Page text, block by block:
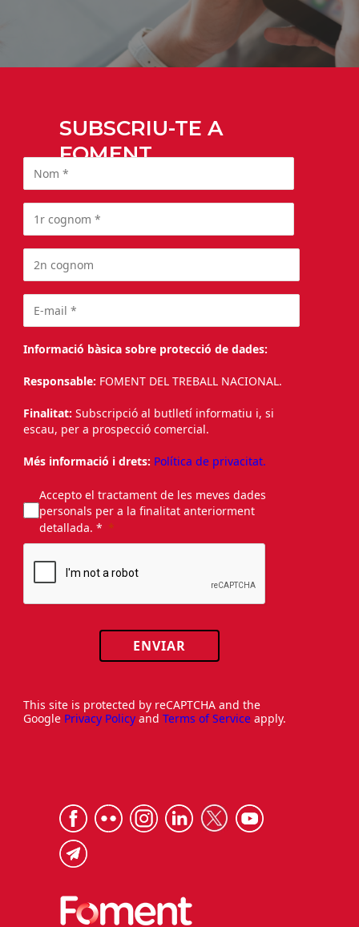
SUBSCRIU-TE A
FOMENT
Informació bàsica sobre protecció de dades:
Responsable: FOMENT DEL TREBALL NACIONAL.
Finalitat: Subscripció al butlletí informatiu i, si
escau, per a prospecció comercial.
Més informació i drets: Política de privacitat.
Accepto el tractament de les meves dades
personals per a la finalitat anteriorment
detallada. *
ENVIAR
This site is protected by reCAPTCHA and the
Google Privacy Policy and Terms of Service apply.